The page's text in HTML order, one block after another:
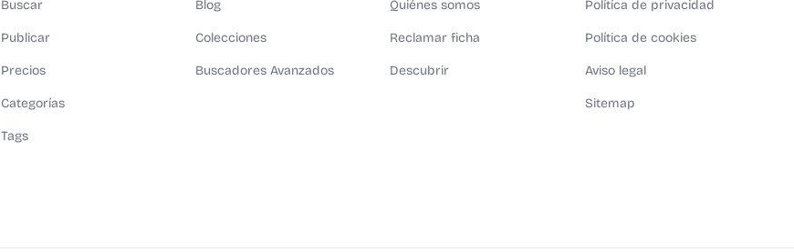
Buscar
Publicar
Precios
Categorías
Tags
Blog
Colecciones
Buscadores Avanzados
Quiénes somos
Reclamar ficha
Descubrir
Política de privacidad
Política de cookies
Aviso legal
Sitemap